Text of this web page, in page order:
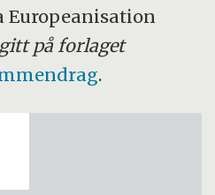
Europeanisation
på forlaget
.